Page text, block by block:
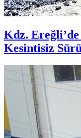
Kdz. Ereğli’de
Kesintisiz